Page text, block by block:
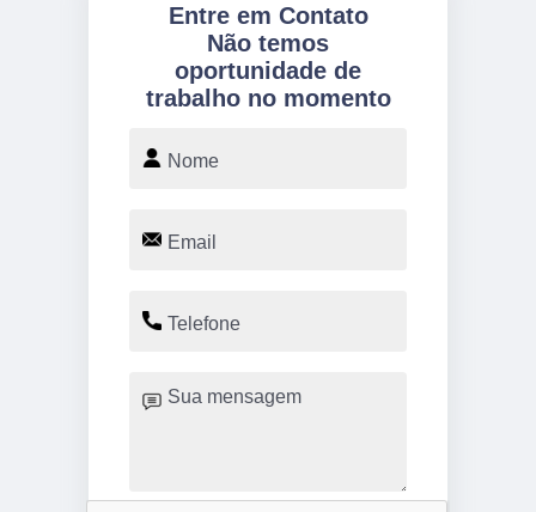
Entre em Contato
Não temos
oportunidade de
trabalho no momento